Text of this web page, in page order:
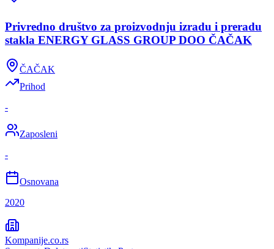
Privredno društvo za proizvodnju izradu i preradu
stakla ENERGY GLASS GROUP DOO ČAČAK
ČAČAK
Prihod
-
Zaposleni
-
Osnovana
2020
Kompanije.co.rs